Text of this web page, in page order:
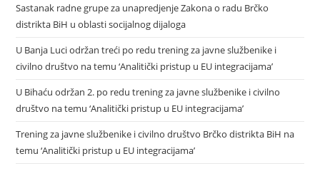
Sastanak radne grupe za unapredjenje Zakona o radu Brčko
distrikta BiH u oblasti socijalnog dijaloga
U Banja Luci održan treći po redu trening za javne službenike i
civilno društvo na temu ‘Analitički pristup u EU integracijama’
U Bihaću održan 2. po redu trening za javne službenike i civilno
društvo na temu ‘Analitički pristup u EU integracijama’
Trening za javne službenike i civilno društvo Brčko distrikta BiH na
temu ‘Analitički pristup u EU integracijama’